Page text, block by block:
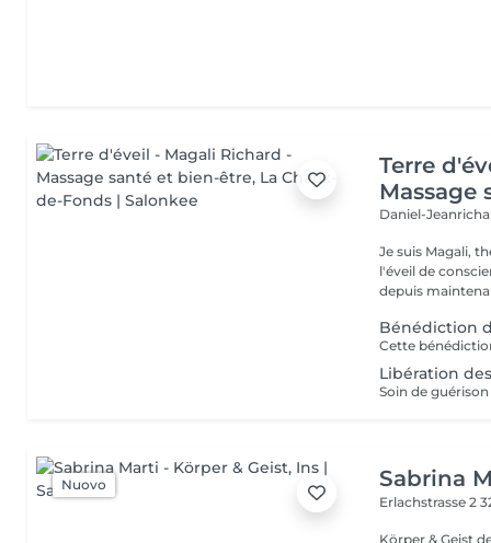
Terre
Massage
Daniel-
Je suis Magali,
l'éveil de
depuis
Bénédiction
Libération
Nuovo Sabrina
Erlachstrasse 2
Körper & Geist dein Ort zum Aufblühen In Ins, mitten im Seeland,